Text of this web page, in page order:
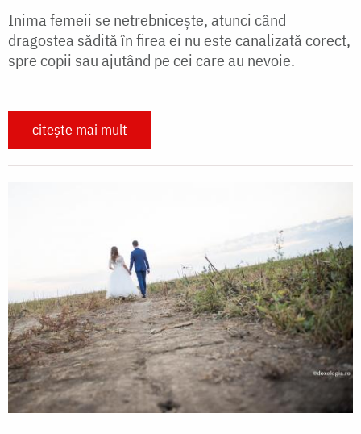
Inima femeii se netrebnicește, atunci când
dragostea sădită în firea ei nu este canalizată corect,
spre copii sau ajutând pe cei care au nevoie.
citește mai mult